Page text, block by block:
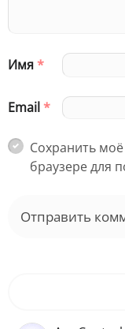
Имя*
Email*
Сохранить
браузере для